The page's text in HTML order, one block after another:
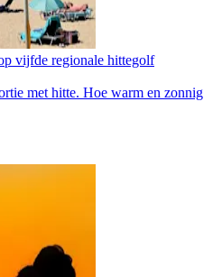
vijfde regionale hittegolf
met hitte. Hoe warm en zonnig